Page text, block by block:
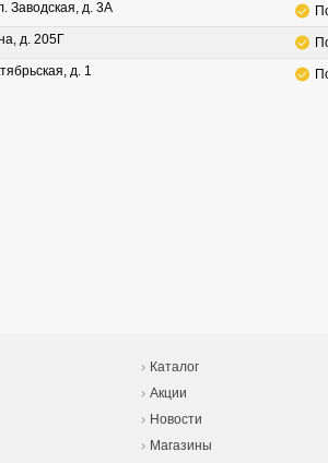
Заводская, д. 3А
д. 205Г
д. 1
Каталог
Акции
Новости
Магазины